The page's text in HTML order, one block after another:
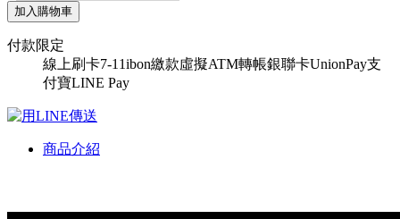
加入購物車
付款限定
線上刷卡7-11ibon繳款虛擬ATM轉帳銀聯卡UnionPay支
付寶LINE Pay
商品介紹